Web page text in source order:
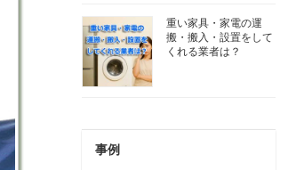
重い家具・家電の運
搬・搬入・設置をして
くれる業者は？
事例